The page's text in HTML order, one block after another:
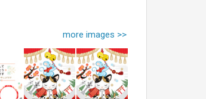
more images >>